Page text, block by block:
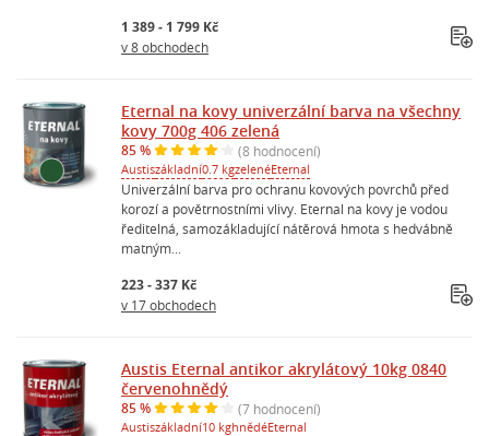
1 389 - 1 799 Kč
v 8 obchodech
Eternal na kovy univerzální barva na všechny
kovy 700g 406 zelená
85 % (8 hodnocení)
Austiszákladní0.7 kgzelenéEternal
Univerzální barva pro ochranu kovových povrchů před
korozí a povětrnostními vlivy. Eternal na kovy je vodou
ředitelná, samozákladující nátěrová hmota s hedvábně
matným...
223 - 337 Kč
v 17 obchodech
Austis Eternal antikor akrylátový 10kg 0840
červenohnědý
85 % (7 hodnocení)
Austiszákladní10 kghnědéEternal